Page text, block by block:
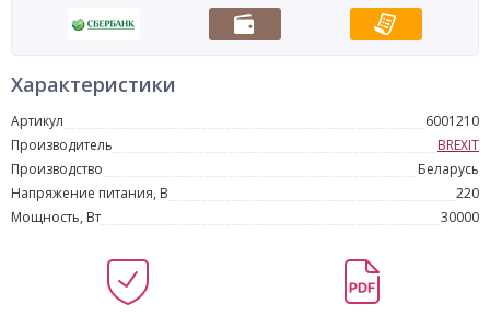
Характеристики
Артикул
6001210
Производитель
BREXIT
Производство
Беларусь
Напряжение питания, В
220
Мощность, Вт
30000